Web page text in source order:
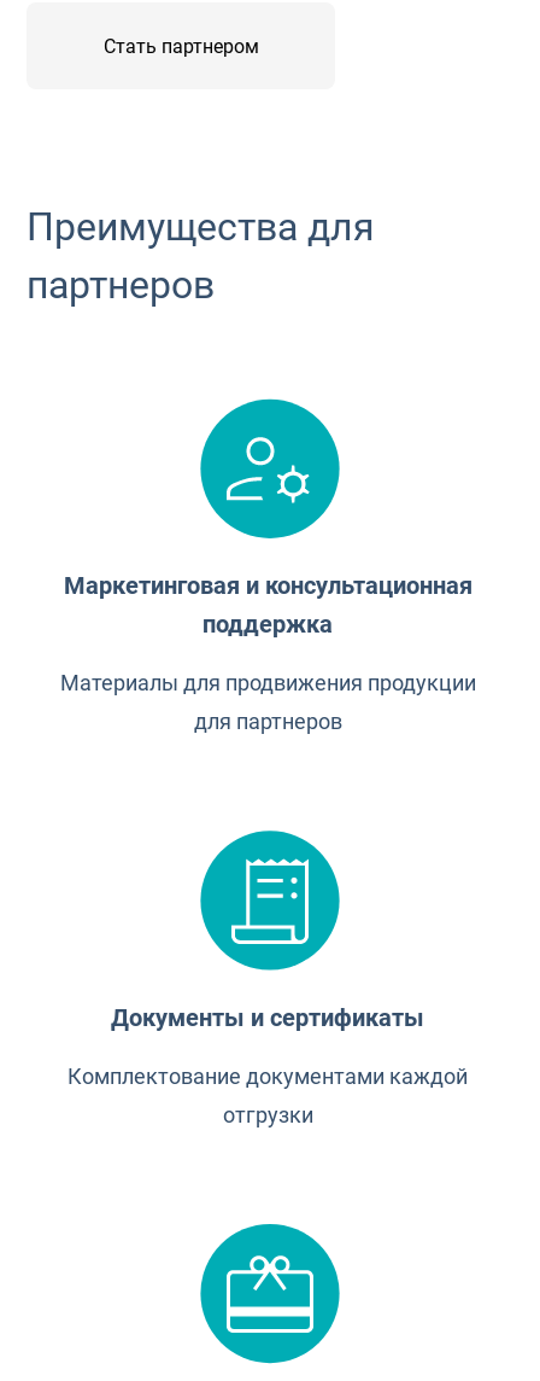
Стать партнером
Преимущества для
партнеров
Маркетинговая и консультационная
поддержка
Материалы для продвижения продукции
для партнеров
Документы и сертификаты
Комплектование документами каждой
отгрузки